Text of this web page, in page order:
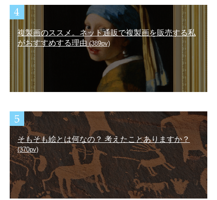
複製画のススメ。ネット通販で複製画を販売する私
がおすすめする理由 (389pv)
そもそも絵とは何なの？ 考えたことありますか？
(370pv)